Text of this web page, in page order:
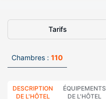
Tarifs
Chambres : 110
DESCRIPTION
DE L'HÔTEL
ÉQUIPEMENTS
DE L'HÔTEL